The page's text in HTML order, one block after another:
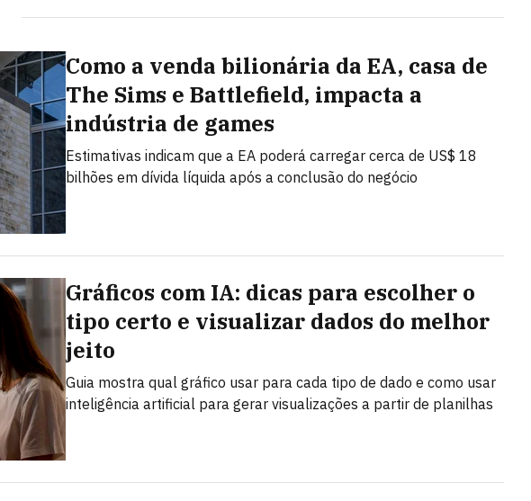
Como a venda bilionária da EA, casa de
The Sims e Battlefield, impacta a
indústria de games
Estimativas indicam que a EA poderá carregar cerca de US$ 18
bilhões em dívida líquida após a conclusão do negócio
Gráficos com IA: dicas para escolher o
tipo certo e visualizar dados do melhor
jeito
Guia mostra qual gráfico usar para cada tipo de dado e como usar
inteligência artificial para gerar visualizações a partir de planilhas